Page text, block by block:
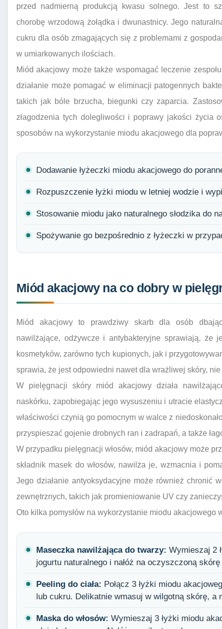
przed nadmierną produkcją kwasu solnego. Jest to
chorobę wrzodową żołądka i dwunastnicy. Jego
cukru dla osób zmagających się z problemami z
w umiarkowanych ilościach.
Miód akacjowy może także wspomagać leczenie
działanie może pomagać w eliminacji patogennych
takich jak bóle brzucha, biegunki czy zaparcia.
złagodzenia tych dolegliwości i poprawy jakości życia
sposobów na wykorzystanie miodu akacjowego dla
Dodawanie łyżeczki miodu akacjowego do
Rozpuszczenie łyżki miodu w letniej wodzie i
Stosowanie miodu jako naturalnego słodzika do
Spożywanie go bezpośrednio z łyżeczki w
Miód akacjowy na co dobry w
Miód akacjowy to prawdziwy skarb dla osób
nawilżające, odżywcze i antybakteryjne sprawiają, że
kosmetyków, zarówno tych kupionych, jak i
sprawia, że jest odpowiedni nawet dla wrażliwej skóry,
W pielęgnacji skóry miód akacjowy działa
naskórku, zapobiegając jego wysuszeniu i utracie
właściwości czynią go pomocnym w walce z
przyspieszać gojenie drobnych ran i zadrapań, a także
W przypadku pielęgnacji włosów, miód akacjowy może
składnik masek do włosów, nawilża je, wzmacnia i
Jego działanie antyoksydacyjne może również chronić
zewnętrznych, takich jak promieniowanie UV czy
Oto kilka pomysłów na wykorzystanie miodu akacjowego
Maseczka nawilżająca do twarzy: Wymieszaj 2
jogurtu naturalnego i nałóż na oczyszczoną
Peeling do ciała: Połącz 3 łyżki miodu
lub cukru. Delikatnie wmasuj w wilgotną skórę, a
Maska do włosów: Wymieszaj 3 łyżki miodu